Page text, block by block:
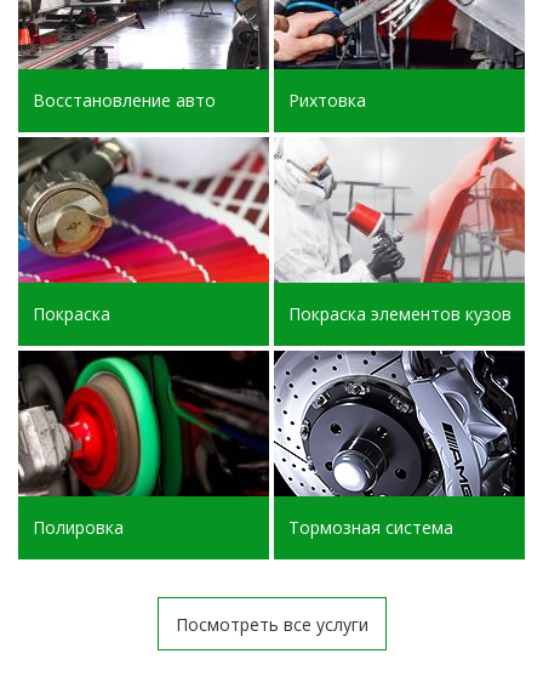
Восстановление авто Рихтовка
Покраска Покраска элементов кузова
Полировка Тормозная система
Посмотреть все услуги